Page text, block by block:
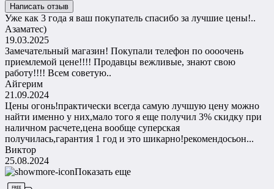
Написать отзыв
Уже как 3 года я ваш покупатель спасибо за лучшие цены!..
Азаматес)
19.03.2025
Замечательный магазин! Покупали телефон по оооочень
приемлемой цене!!!! Продавцы вежливые, знают свою
работу!!!! Всем советую..
Айгерим
21.09.2024
Цены огонь!практически всегда самую лучшую цену можно
найти именно у них,мало того я еще получил 3% скидку при
наличном расчете,цена вообще суперская
получилась,гарантия 1 год и это шикарно!рекомендосьон...
Виктор
25.08.2024
Показать еще